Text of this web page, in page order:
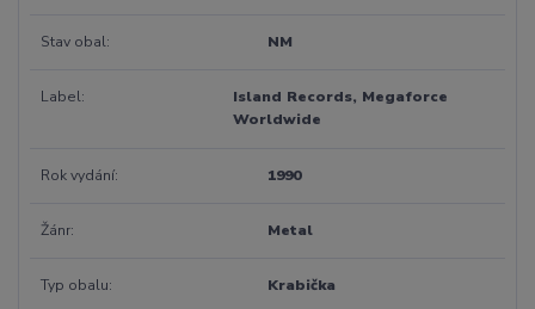
Stav obal NM
Label
Island Records, Megaforce
Worldwide
Rok vydání 1990
Žánr Metal
Typ obalu Krabička